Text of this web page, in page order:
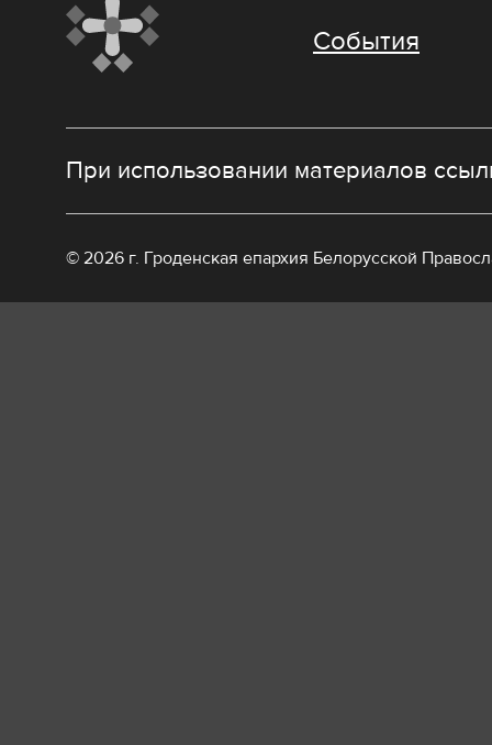
События
При использовании материалов
© 2026 г. Гроденская епархия Белорусской